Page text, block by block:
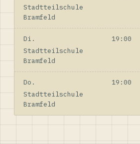
Stadtteilschule
Bramfeld
Di.
19:00
Stadtteilschule
Bramfeld
Do.
19:00
Stadtteilschule
Bramfeld